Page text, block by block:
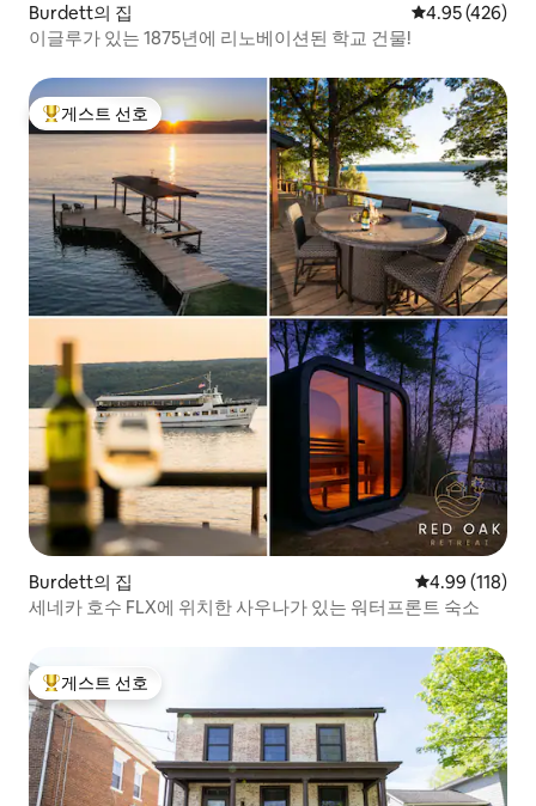
Burdett의 집 평점 4.95점(5
4.95 (426)
이글루가 있는 1875년에 리노베이션된 학교 건물!
상위 게스트 선호
게스트 선호
Burdett의 집 평점 4.99점(5
4.99 (118)
세네카 호수 FLX에 위치한 사우나가 있는 워터프론트 숙소
상위 게스트 선호
게스트 선호